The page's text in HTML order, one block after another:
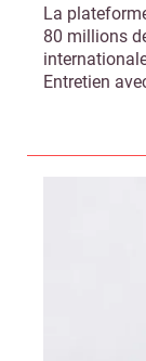
La
80 millions
Entretien